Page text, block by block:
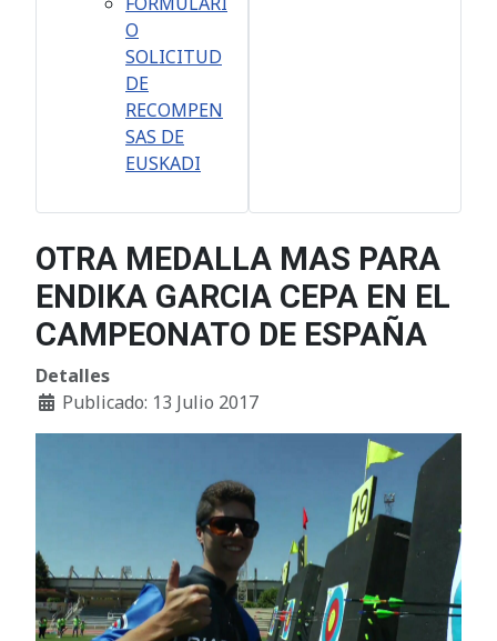
O
SOLICITUD
DE
RECOMPEN
SAS DE
EUSKADI
OTRA MEDALLA MAS PARA
ENDIKA GARCIA CEPA EN EL
CAMPEONATO DE ESPAÑA
Detalles
Publicado: 13 Julio 2017